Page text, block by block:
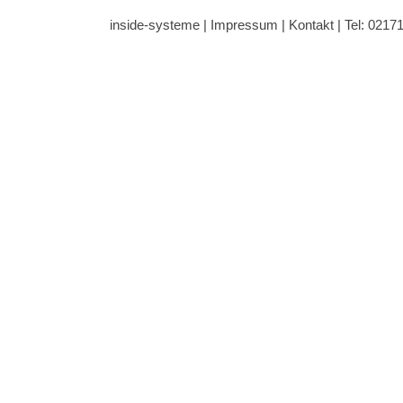
inside-systeme | Impressum | Kontakt | Tel: